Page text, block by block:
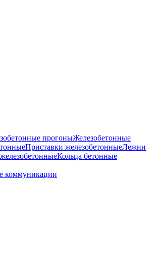
прогоныЖелезобетонные
Приставки железобетонныеЛежни
Кольца бетонные
коммуникации